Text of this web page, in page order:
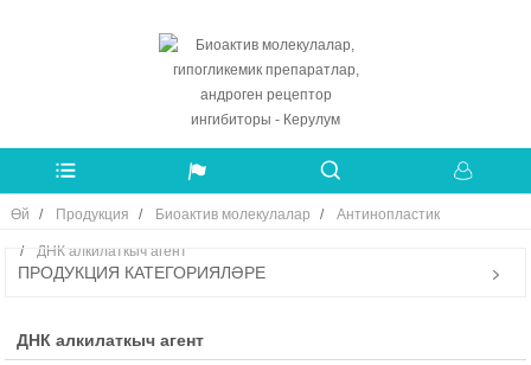
Өй Продукция Биоактив молекулалар Антинопластик
ДНК алкилаткыч агент
ПРОДУКЦИЯ КАТЕГОРИЯЛӘРЕ
ДНК алкилаткыч агент